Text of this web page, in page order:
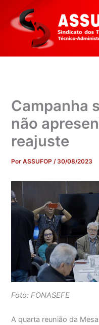
para
conteúdo
Campanha
não
reajuste
PorASSUFOP/ 30/08/2023
Foto: FONASEFE
A quarta reunião da